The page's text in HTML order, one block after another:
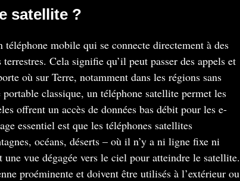
satellite ?
téléphone mobile qui se connecte directement à des
Cela signifie qu’il peut passer des appels et
où sur Terre, notamment dans les régions sans
classique, un téléphone satellite permet les
offrent un accès de données bas débit pour les e-
essentiel est que les téléphones satellites
océans, déserts – où il n’y a ni ligne fixe ni
vue dégagée vers le ciel pour atteindre le satellite.
proéminente et doivent être utilisés à l’extérieur ou